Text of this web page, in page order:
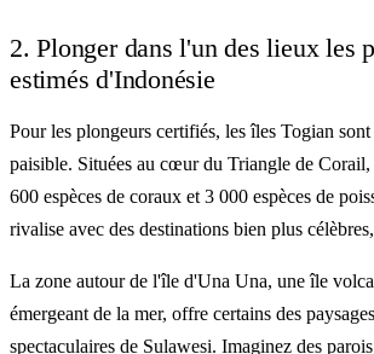
2. Plonger dans l'un des lieux les
estimés d'Indonésie
Pour les plongeurs certifiés, les îles Togian
paisible. Situées au cœur du Triangle de
600 espèces de coraux et 3 000 espèces de
rivalise avec des destinations bien plus
La zone autour de l'île d'Una Una, une île
émergeant de la mer, offre certains des
spectaculaires de Sulawesi. Imaginez des